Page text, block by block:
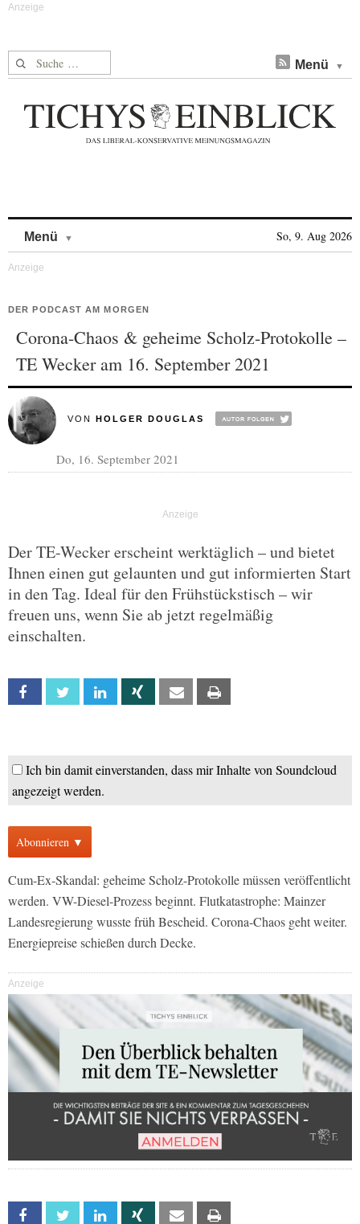
Suche nach: Menü
Menü So, 9. Aug 2026
DER PODCAST AM MORGEN
Corona-Chaos & geheime Scholz-Protokolle –
TE Wecker am 16. September 2021
VON HOLGER DOUGLAS
Do, 16. September 2021
Der TE-Wecker erscheint werktäglich – und bietet
Ihnen einen gut gelaunten und gut informierten Start
in den Tag. Ideal für den Frühstückstisch – wir
freuen uns, wenn Sie ab jetzt regelmäßig
einschalten.
Facebook Twitter Linkedin Xing Email
Ich bin damit einverstanden, dass mir Inhalte von Soundcloud
angezeigt werden.
Abonnieren ▼
Cum-Ex-Skandal: geheime Scholz-Protokolle müssen veröffentlicht
werden. VW-Diesel-Prozess beginnt. Flutkatastrophe: Mainzer
Landesregierung wusste früh Bescheid. Corona-Chaos geht weiter.
Energiepreise schießen durch Decke.
Anzeige
Facebook Twitter Linkedin Xing Email